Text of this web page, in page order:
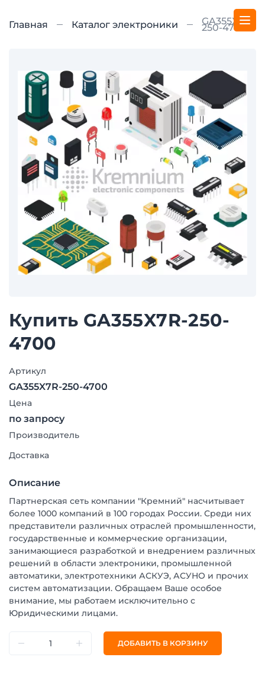
Главная Каталог электроники GA355X7R-
250-4700
Купить GA355X7R-250-
4700
Артикул
GA355X7R-250-4700
Цена
по запросу
Производитель
Доставка
Описание
Партнерская сеть компании "Кремний" насчитывает
более 1000 компаний в 100 городах России. Среди них
представители различных отраслей промышленности,
государственные и коммерческие организации,
занимающиеся разработкой и внедрением различных
решений в области электроники, промышленной
автоматики, электротехники АСКУЭ, АСУНО и прочих
систем автоматизации. Обращаем Ваше особое
внимание, мы работаем исключительно с
Юридическими лицами.
ДОБАВИТЬ В КОРЗИНУ